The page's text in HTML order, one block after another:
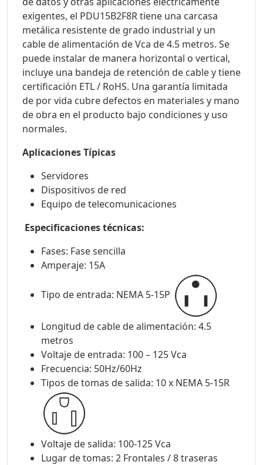
exigentes, el PDU15B2F8R tiene una carcasa
metálica resistente de grado industrial y un
cable de alimentación de Vca de 4.5 metros. Se
puede instalar de manera horizontal o vertical,
incluye una bandeja de retención de cable y tiene
certificación ETL / RoHS. Una garantía limitada
de por vida cubre defectos en materiales y mano
de obra en el producto bajo condiciones y uso
normales.
Aplicaciones Típicas
Servidores
Dispositivos de red
Equipo de telecomunicaciones
Especificaciones técnicas:
Fases: Fase sencilla
Amperaje: 15A
Tipo de entrada: NEMA 5-15P
Longitud de cable de alimentación: 4.5
metros
Voltaje de entrada: 100 – 125 Vca
Frecuencia: 50Hz/60Hz
Tipos de tomas de salida: 10 x NEMA 5-15R
Voltaje de salida: 100-125 Vca
Lugar de tomas: 2 Frontales / 8 traseras